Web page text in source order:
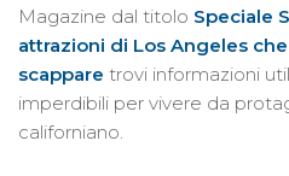
Magazine dal titolo Speciale
attrazioni di Los Angeles
scappare trovi informazioni
imperdibili per vivere da
californiano.